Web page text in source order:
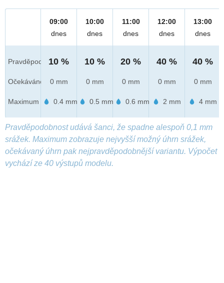
Pravděpod.
Očekáváno
Maximum
09:00
dnes
10 %
0 mm
0.4 mm
10:00
dnes
10 %
0 mm
0.5 mm
11:00
dnes
20 %
0 mm
0.6 mm
12:00
dnes
40 %
0 mm
2 mm
13:00
dnes
40 %
0 mm
4 mm
Pravděpodobnost udává šanci, že spadne alespoň 0,1 mm
srážek. Maximum zobrazuje nejvyšší možný úhrn srážek,
očekávaný úhrn pak nejpravděpodobnější variantu. Výpočet
vychází ze 40 výstupů modelu.